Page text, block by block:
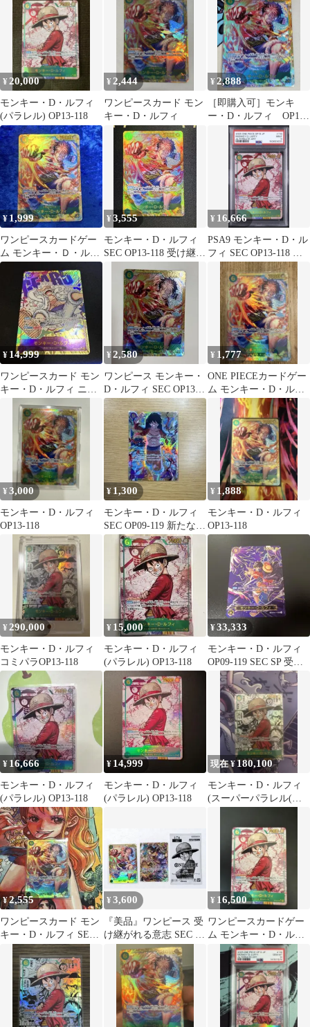
¥20,000
モンキー・D・ルフィ
(パラレル) OP13-118
¥2,444
ワンピースカード モン
キー・D・ルフィ
¥2,888
［即購入可］モンキ
ー・D・ルフィ OP13-
¥ 1,999
ワンピースカードゲー
ム モンキー・Ｄ・ルフ
ィ SEC OP13-118
¥3,555
モンキー・D・ルフィ
SEC OP13-118 受け継が
¥ 16,666
PSA9 モンキー・D・ル
フィ SEC OP13-118 受
け継がれる意志
¥ 14,999
ワンピースカード モン
キー・D・ルフィ ニカ
シークレット SEC パラ
レル ❶
¥2,580
ワンピース モンキー・
D・ルフィ SEC OP13-
118 受け継がれ
¥ 1,777
ONE PIECEカードゲー
ム モンキー・D・ルフ
ィ op13-118
¥3,000
モンキー・D・ルフィ
OP13-118
¥ 1,300
モンキー・D・ルフィ
SEC OP09-119 新たなる
皇帝シークレット
¥ 1,888
モンキー・D・ルフィ
OP13-118
¥ 290,000
モンキー・D・ルフィ
コミパラOP13-118
¥ 15,000
モンキー・D・ルフィ
(パラレル) OP13-118
¥33,333
モンキー・D・ルフィ
OP09-119 SEC SP 受け
継がれる意志
¥ 16,666
モンキー・D・ルフィ
(パラレル) OP13-118
¥ 14,999
モンキー・D・ルフィ
(パラレル) OP13-118
現在 ¥180,100
モンキー・D・ルフィ
(スーパーパラレル(コ
¥2,555
ワンピースカード モン
キー・D・ルフィ SEC
シークレット OP13-118
¥3,600
『美品』ワンピース 受
け継がれる意志 SEC ル
フィ＆サボ2枚プロモパ
ックセット
¥ 16,500
ワンピースカードゲー
ム モンキー・D・ルフ
ィ OP13-118